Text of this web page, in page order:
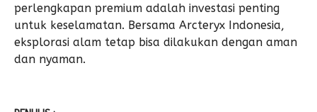
perlengkapan premium adalah investasi penting
untuk keselamatan. Bersama Arcteryx Indonesia,
eksplorasi alam tetap bisa dilakukan dengan aman
dan nyaman.